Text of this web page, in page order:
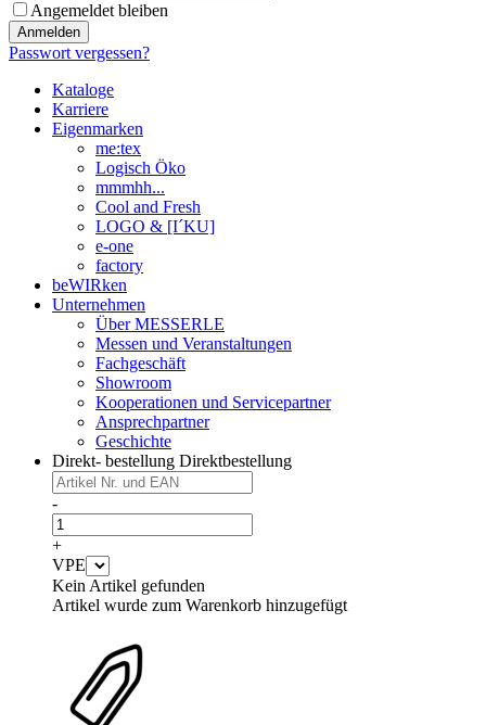
Angemeldet bleiben
Anmelden
Passwort vergessen?
Kataloge
Karriere
Eigenmarken
me:tex
Logisch Öko
mmmhh...
Cool and Fresh
LOGO & [I´KU]
e-one
factory
beWIRken
Unternehmen
Über MESSERLE
Messen und Veranstaltungen
Fachgeschäft
Showroom
Kooperationen und Servicepartner
Ansprechpartner
Geschichte
Direkt- bestellung Direktbestellung
-
+
VPE
Kein Artikel gefunden
Artikel wurde zum Warenkorb hinzugefügt